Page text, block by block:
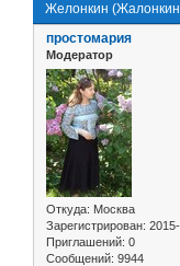
Желонкин
простомария
Модератор
Откуда: Москва
Зарегистрирован:
Приглашений: 0
Сообщений: 9944